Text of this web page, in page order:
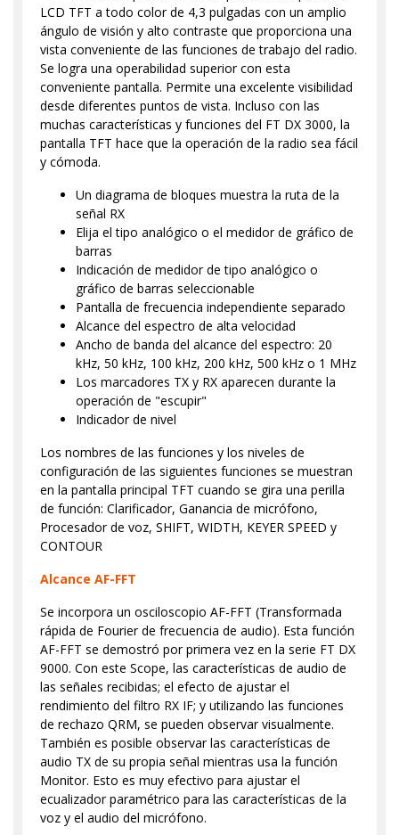
LCD TFT a todo color de 4,3 pulgadas con un amplio
ángulo de visión y alto contraste que proporciona una
vista conveniente de las funciones de trabajo del radio.
Se logra una operabilidad superior con esta
conveniente pantalla. Permite una excelente visibilidad
desde diferentes puntos de vista. Incluso con las
muchas características y funciones del FT DX 3000, la
pantalla TFT hace que la operación de la radio sea fácil
y cómoda.
Un diagrama de bloques muestra la ruta de la
señal RX
Elija el tipo analógico o el medidor de gráfico de
barras
Indicación de medidor de tipo analógico o
gráfico de barras seleccionable
Pantalla de frecuencia independiente separado
Alcance del espectro de alta velocidad
Ancho de banda del alcance del espectro: 20
kHz, 50 kHz, 100 kHz, 200 kHz, 500 kHz o 1 MHz
Los marcadores TX y RX aparecen durante la
operación de "escupir"
Indicador de nivel
Los nombres de las funciones y los niveles de
configuración de las siguientes funciones se muestran
en la pantalla principal TFT cuando se gira una perilla
de función: Clarificador, Ganancia de micrófono,
Procesador de voz, SHIFT, WIDTH, KEYER SPEED y
CONTOUR
Alcance AF-FFT
Se incorpora un osciloscopio AF-FFT (Transformada
rápida de Fourier de frecuencia de audio). Esta función
AF-FFT se demostró por primera vez en la serie FT DX
9000. Con este Scope, las características de audio de
las señales recibidas; el efecto de ajustar el
rendimiento del filtro RX IF; y utilizando las funciones
de rechazo QRM, se pueden observar visualmente.
También es posible observar las características de
audio TX de su propia señal mientras usa la función
Monitor. Esto es muy efectivo para ajustar el
ecualizador paramétrico para las características de la
voz y el audio del micrófono.